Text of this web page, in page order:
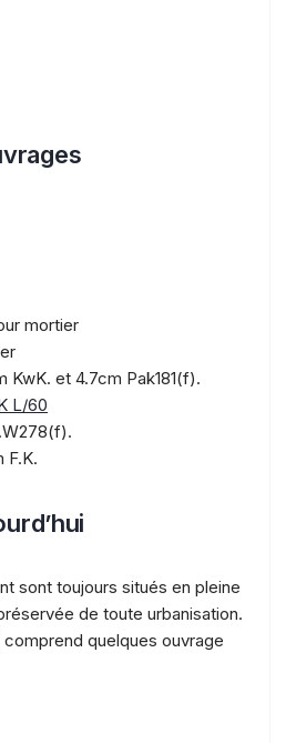
mortier
KwK. et 4.7cm Pak181(f).
L/60
F.K.
sont toujours situés en pleine
de toute urbanisation.
comprend quelques ouvrage